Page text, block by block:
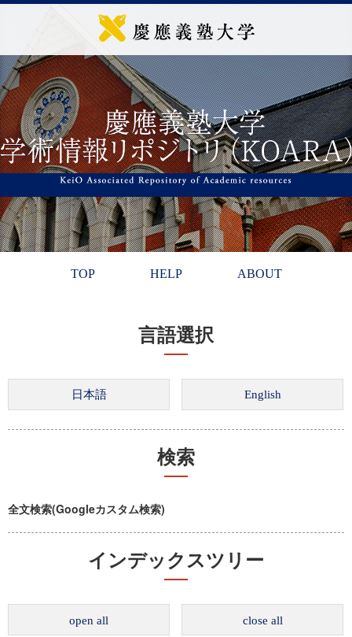
TOP HELP ABOUT
言語選択
検索
全文検索(Googleカスタム検索)
インデックスツリー
open all close all